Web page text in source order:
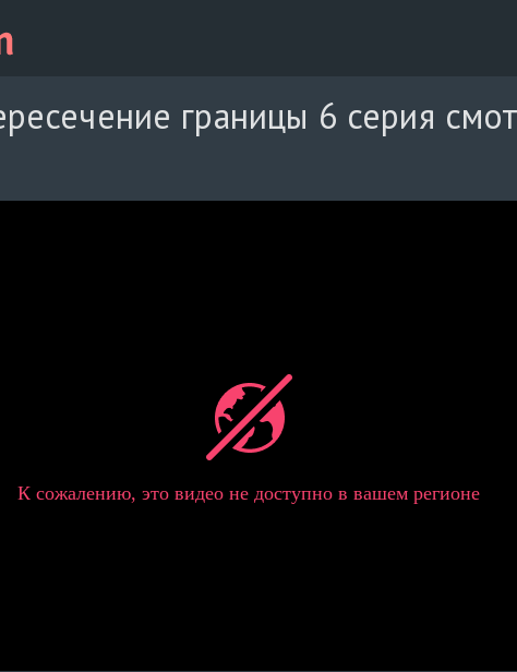
границы 6 серия